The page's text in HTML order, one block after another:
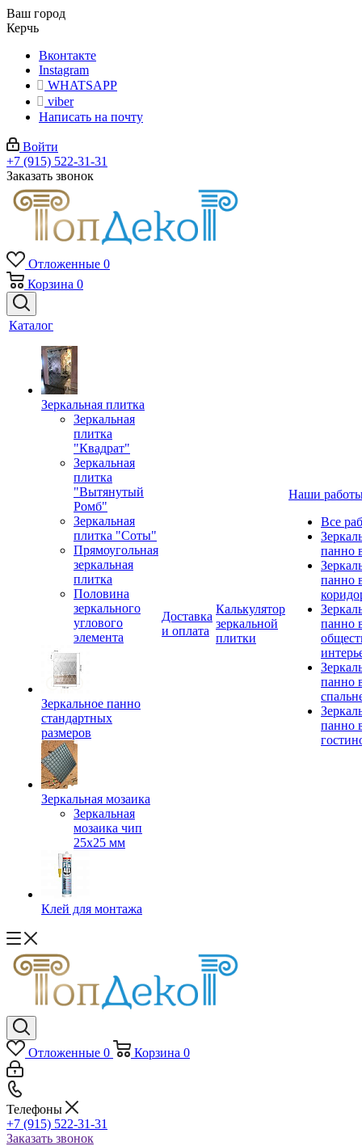
Ваш город
Керчь
Вконтакте
Instagram
WHATSAPP
viber
Написать на почту
Войти
+7 (915) 522-31-31
Заказать звонок
Отложенные 0
Корзина 0
Каталог
Зеркальная плитка
Зеркальная
плитка
"Квадрат"
Зеркальная
плитка
"Вытянутый
Ромб"
Зеркальная
плитка "Соты"
Прямоугольная
зеркальная
плитка
Половина
зеркального
углового
элемента
Зеркальное панно
стандартных
размеров
Зеркальная мозаика
Зеркальная
мозаика чип
25х25 мм
Клей для монтажа
Доставка
и оплата
Калькулятор
зеркальной
плитки
Наши
Все
панно
панно
панно
панно
панно
Отложенные 0 Корзина 0
Телефоны
+7 (915) 522-31-31
Заказать звонок